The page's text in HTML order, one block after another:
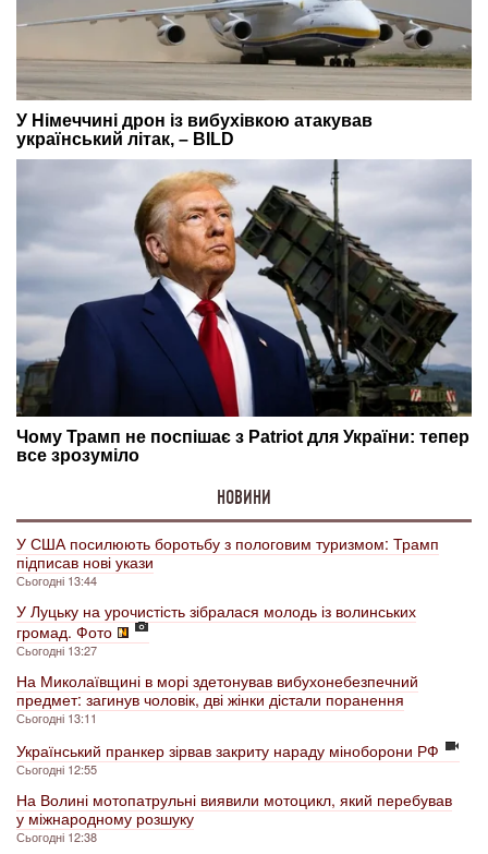
НОВИНИ
У США посилюють боротьбу з пологовим туризмом: Трамп
підписав нові укази
Сьогодні 13:44
У Луцьку на урочистість зібралася молодь із волинських
громад. Фото
Сьогодні 13:27
На Миколаївщині в морі здетонував вибухонебезпечний
предмет: загинув чоловік, дві жінки дістали поранення
Сьогодні 13:11
Український пранкер зірвав закриту нараду міноборони РФ
Сьогодні 12:55
На Волині мотопатрульні виявили мотоцикл, який перебував
у міжнародному розшуку
Сьогодні 12:38